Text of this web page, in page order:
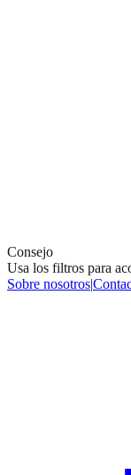
Consejo
Usa los filtros para
Sobre nosotros|